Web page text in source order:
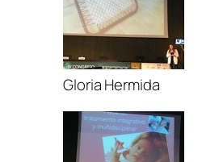
Gloria Hermida